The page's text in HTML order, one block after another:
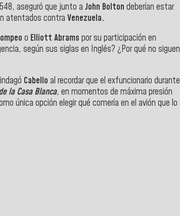
aseguró que junto a John Bolton deberían estar
atentados contra Venezuela.
o Elliott Abrams por su participación en
según sus siglas en Inglés? ¿Por qué no siguen
Cabello al recordar que el exfuncionario durante
la Casa Blanca, en momentos de máxima presión
única opción elegir qué comería en el avión que lo